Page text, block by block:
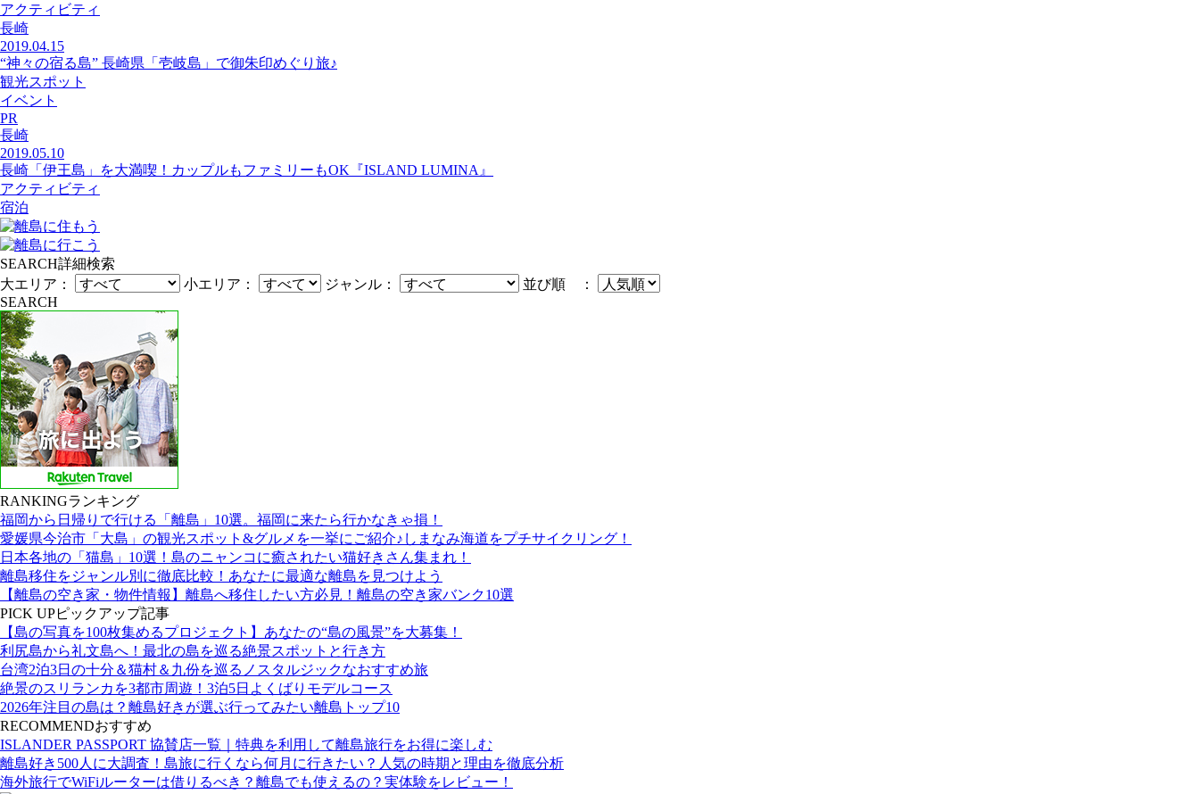
アクティビティ
長崎
2019.04.15
“神々の宿る島” 長崎県「壱岐島」で御朱印めぐり旅♪
観光スポット
イベント
PR
長崎
2019.05.10
長崎「伊王島」を大満喫！カップルもファミリーもOK『ISLAND LUMINA』
アクティビティ
宿泊
SEARCH詳細検索
大エリア：
小エリア： ジャンル：
並び順 ：
SEARCH
RANKINGランキング
福岡から日帰りで行ける「離島」10選。福岡に来たら行かなきゃ損！
愛媛県今治市「大島」の観光スポット&グルメを一挙にご紹介♪しまなみ海道をプチサイクリング！
日本各地の「猫島」10選！島のニャンコに癒されたい猫好きさん集まれ！
離島移住をジャンル別に徹底比較！あなたに最適な離島を見つけよう
【離島の空き家・物件情報】離島へ移住したい方必見！離島の空き家バンク10選
PICK UPピックアップ記事
【島の写真を100枚集めるプロジェクト】あなたの“島の風景”を大募集！
利尻島から礼文島へ！最北の島を巡る絶景スポットと行き方
台湾2泊3日の十分＆猫村＆九份を巡るノスタルジックなおすすめ旅
絶景のスリランカを3都市周遊！3泊5日よくばりモデルコース
2026年注目の島は？離島好きが選ぶ行ってみたい離島トップ10
RECOMMENDおすすめ
ISLANDER PASSPORT 協賛店一覧｜特典を利用して離島旅行をお得に楽しむ
離島好き500人に大調査！島旅に行くなら何月に行きたい？人気の時期と理由を徹底分析
海外旅行でWiFiルーターは借りるべき？離島でも使えるの？実体験をレビュー！